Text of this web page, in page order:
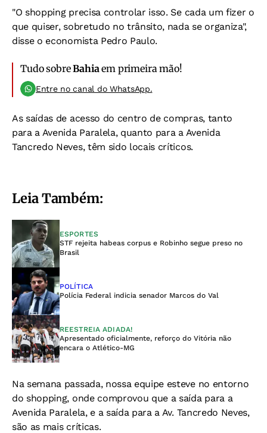
"O shopping precisa controlar isso. Se cada um fizer o
que quiser, sobretudo no trânsito, nada se organiza",
disse o economista Pedro Paulo.
Tudo sobreBahia em primeira mão!
Entre no canal do WhatsApp.
As saídas de acesso do centro de compras, tanto
para a Avenida Paralela, quanto para a Avenida
Tancredo Neves, têm sido locais críticos.
Leia Também:
ESPORTES
STF rejeita habeas corpus e Robinho segue preso no
Brasil
POLÍTICA
Polícia Federal indicia senador Marcos do Val
REESTREIA ADIADA!
Apresentado oficialmente, reforço do Vitória não
encara o Atlético-MG
Na semana passada, nossa equipe esteve no entorno
do shopping, onde comprovou que a saída para a
Avenida Paralela, e a saída para a Av. Tancredo Neves,
são as mais críticas.